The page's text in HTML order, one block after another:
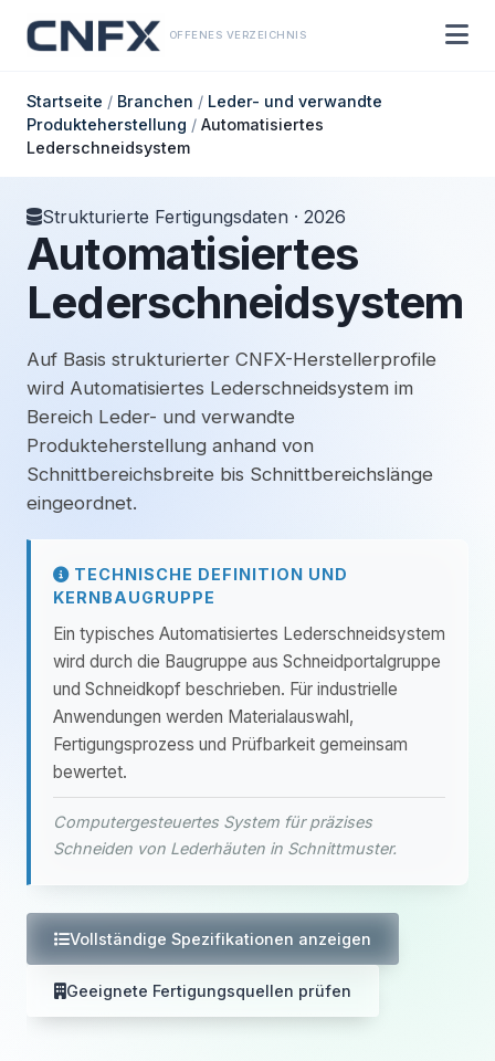
OFFENES VERZEICHNIS
Startseite / Branchen / Leder- und verwandte
Produkteherstellung / Automatisiertes
Lederschneidsystem
Strukturierte Fertigungsdaten · 2026
Automatisiertes
Lederschneidsystem
Auf Basis strukturierter CNFX-Herstellerprofile
wird Automatisiertes Lederschneidsystem im
Bereich Leder- und verwandte
Produkteherstellung anhand von
Schnittbereichsbreite bis Schnittbereichslänge
eingeordnet.
TECHNISCHE DEFINITION UND
KERNBAUGRUPPE
Ein typisches Automatisiertes Lederschneidsystem
wird durch die Baugruppe aus Schneidportalgruppe
und Schneidkopf beschrieben. Für industrielle
Anwendungen werden Materialauswahl,
Fertigungsprozess und Prüfbarkeit gemeinsam
bewertet.
Computergesteuertes System für präzises
Schneiden von Lederhäuten in Schnittmuster.
Vollständige Spezifikationen anzeigen
Geeignete Fertigungsquellen prüfen